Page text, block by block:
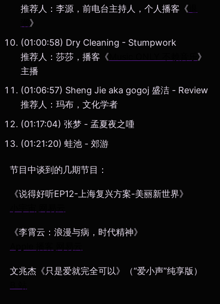
推荐人：李源，前电台主持人，个人播客《
》
(01:00:58) Dry Cleaning - Stumpwork
推荐人：莎莎，播客《
》
主播
(01:06:57) Sheng Jie aka gogoj 盛洁 - Review
推荐人：玛布，文化学者
(01:17:04) 张梦 - 孟夏夜之喠
(01:21:20) 蛙池 - 郊游
节目中谈到的几期节目：
《说得好听EP12-上海复兴方案-美丽新世界》
《李霄云：浪漫与病，时代精神》
文兆杰《只是爱就完全可以》（“爱小声”纯享版）